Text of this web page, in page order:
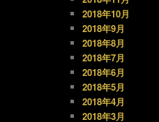
2018年10月
2018年9月
2018年8月
2018年7月
2018年6月
2018年5月
2018年4月
2018年3月